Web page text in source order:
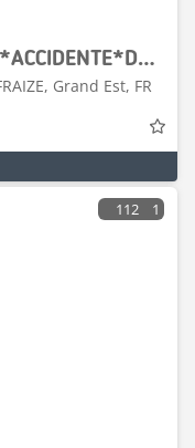
Mercedes-Benz Actros 1848 *ACCIDENTE*DAMAGED*UNFALL*
Grand Est, FR
112 1